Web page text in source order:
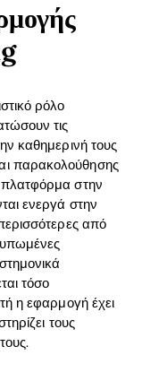
ρόλο
τις
καθημερινή τους
παρακολούθησης
στην
ενεργά στην
από
τόσο
η εφαρμογή έχει
τους